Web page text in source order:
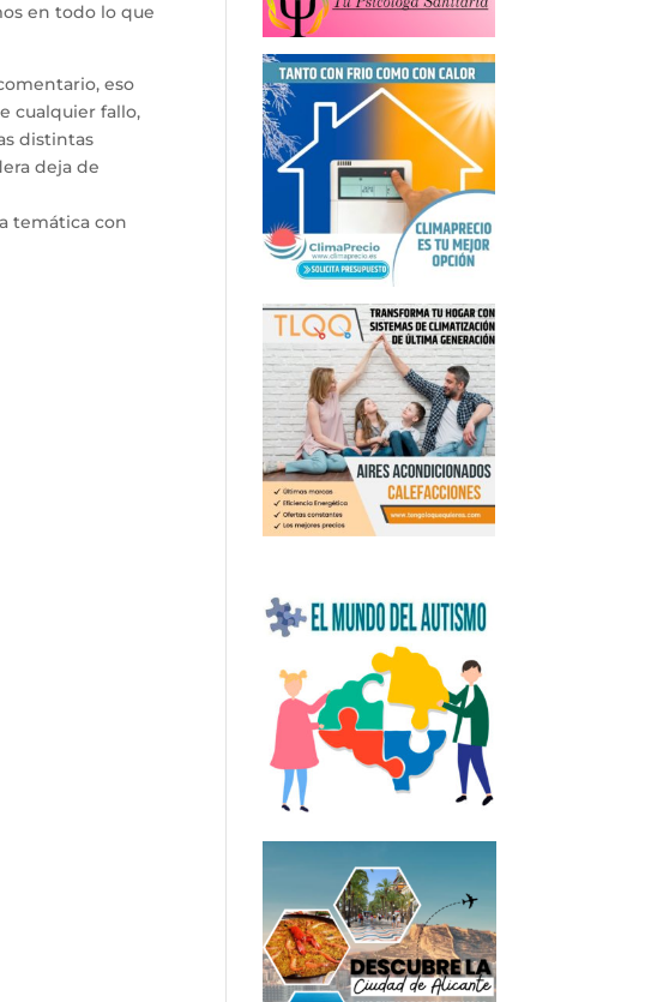
en todo lo que
eso
cualquier fallo,
distintas
deja de
temática con